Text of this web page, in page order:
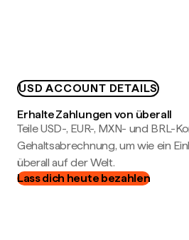
USD ACCOUNT DETAILS
Erhalte Zahlungen von überall
Teile USD-, EUR-, MXN- und BRL-
Gehaltsabrechnung, um wie ein
überall auf der Welt.
Lass dich heute bezahlen